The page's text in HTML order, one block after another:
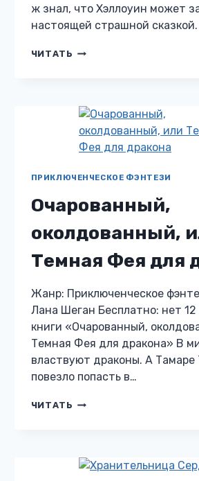
ж знал, что Хэллоуин может
настоящей страшной
ЧИТАТЬ ТИХИЙ
ДРАКОНА
ПРИКЛЮЧЕНЧЕСКОЕ ФЭНТЕЗИ
Очарованный,
околдованный,
Темная Фея для
Жанр: Приключенческое
Лана Шеган Бесплатно: нет
книги «Очарованный,
Темная Фея для дракона» В
властвуют драконы. А Тамаре
повезло попасть в…
ЧИТАТЬ ОЧАРОВАННЫЙ,
ФЕЯ
ДЛЯ